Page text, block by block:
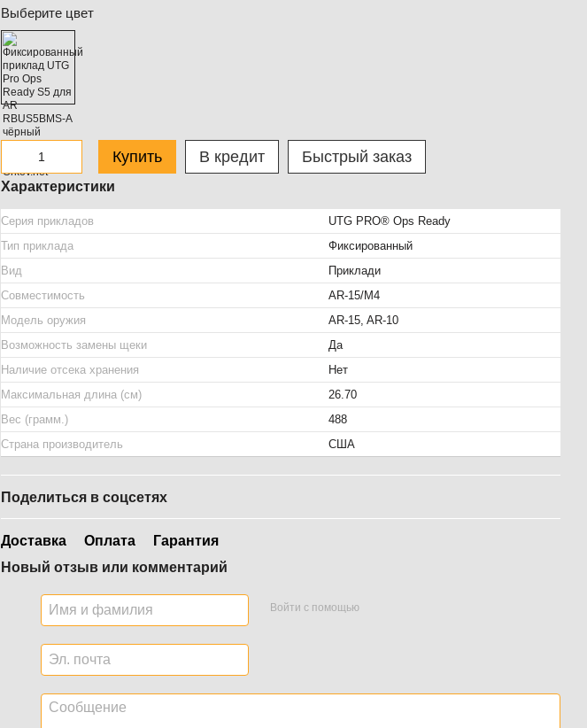
Выберите цвет
Купить В кредит Быстрый заказ
Характеристики
Серия прикладов
UTG PRO® Ops Ready
Тип приклада
Фиксированный
Вид
Приклади
Совместимость
AR-15/M4
Модель оружия
AR-15, AR-10
Возможность замены щеки
Да
Наличие отсека хранения
Нет
Максимальная длина (см)
26.70
Вес (грамм.)
488
Страна производитель
США
Поделиться в соцсетях
Доставка Оплата
Гарантия
Новый отзыв или комментарий
Войти с помощью